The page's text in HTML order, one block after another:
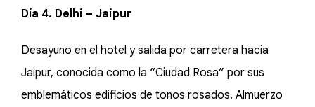
Día 4. Delhi – Jaipur
Desayuno en el hotel y salida por carretera hacia
Jaipur, conocida como la “Ciudad Rosa” por sus
emblemáticos edificios de tonos rosados. Almuerzo